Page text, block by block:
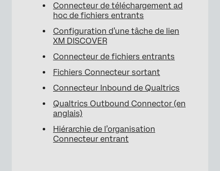
Connecteur de téléchargement ad
hoc de fichiers entrants
Configuration d’une tâche de lien
XM DISCOVER
Connecteur de fichiers entrants
Fichiers Connecteur sortant
Connecteur Inbound de Qualtrics
Qualtrics Outbound Connector (en
anglais)
Hiérarchie de l’organisation
Connecteur entrant